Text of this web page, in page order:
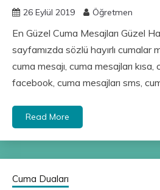
26 Eylül 2019 Öğretmen
En Güzel Cuma Mesajları Güzel
sayfamızda sözlü hayırlı cumalar
cuma mesajı, cuma mesajları kısa,
facebook, cuma mesajları sms,
Read More
Cuma Duaları